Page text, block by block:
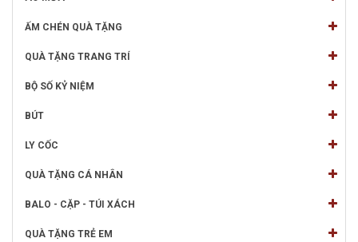
ẤM CHÉN QUÀ TẶNG
QUÀ TẶNG TRANG TRÍ
BỘ SỐ KỶ NIỆM
BÚT
LY CỐC
QUÀ TẶNG CÁ NHÂN
BALO - CẶP - TÚI XÁCH
QUÀ TẶNG TRẺ EM